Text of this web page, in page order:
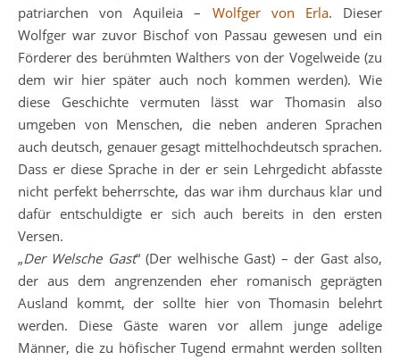
patriarchen von Aquileia – Wolfger von Erla. Dieser
Wolfger war zuvor Bischof von Passau gewesen und ein
Förderer des berühmten Walthers von der Vogelweide (zu
dem wir hier später auch noch kommen werden). Wie
diese Geschichte vermuten lässt war Thomasin also
umgeben von Menschen, die neben anderen Sprachen
auch deutsch, genauer gesagt mittelhochdeutsch sprachen.
Dass er diese Sprache in der er sein Lehrgedicht abfasste
nicht perfekt beherrschte, das war ihm durchaus klar und
dafür entschuldigte er sich auch bereits in den ersten
Versen.
„Der Welsche Gast“ (Der welhische Gast) – der Gast also,
der aus dem angrenzenden eher romanisch geprägten
Ausland kommt, der sollte hier von Thomasin belehrt
werden. Diese Gäste waren vor allem junge adelige
Männer, die zu höfischer Tugend ermahnt werden sollten